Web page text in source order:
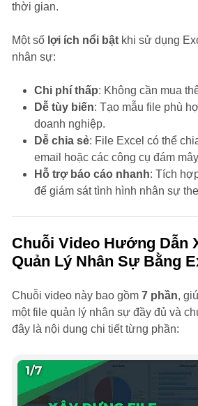
thời gian.
Một số lợi ích nổi bậtkhi sử dụng
nhân sự:
Chi phí thấp: Không cần mua
Dễ tùy biến: Tạo mẫu file phù
doanh nghiệp.
Dễ chia sẻ: File Excel có thể
email hoặc các công cụ đám
Hỗ trợ báo cáo nhanh: Tích
để giám sát tình hình nhân sự
Chuỗi Video Hướng Dẫn
Quản Lý Nhân Sự Bằng
Chuỗi video này bao gồm 7 phần,
một file quản lý nhân sự đầy đủ và
đây là nội dung chi tiết từng phần: